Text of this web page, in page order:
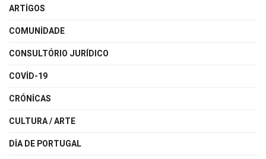
ARTIGOS
COMUNIDADE
CONSULTÓRIO JURÍDICO
COVID-19
CRÓNICAS
CULTURA / ARTE
DIA DE PORTUGAL